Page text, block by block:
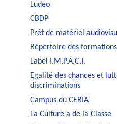
Ludeo
CBDP
Prêt de matériel
Répertoire des formations
Label I.M.P.A.C.T.
Egalité des chances et
discriminations
Campus du CERIA
La Culture a de la Classe